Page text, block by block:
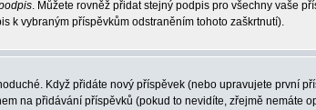
. Můžete rovněž přidat stejný podpis pro všechny vaše
k vybraným příspěvkům odstraněním tohoto zaškrtnutí).
Když přidáte nový příspěvek (nebo upravujete první
na přidávání příspěvků (pokud to nevidíte, zřejmě nemáte